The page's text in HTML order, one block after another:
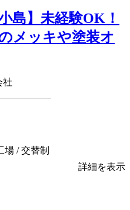
島】未経験OK！
メッキや塗装オ
社
場 / 交替制
詳細を表示